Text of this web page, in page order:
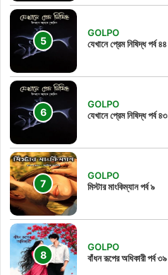
GOLPO
যেখানে প্রেম নিষিদ্ধ পর্ব ৪৪
GOLPO
যেখানে প্রেম নিষিদ্ধ পর্ব ৪৩
GOLPO
মিস্টার মাংকিম্যান পর্ব ৯
GOLPO
বাঁধন রূপের অধিকারী পর্ব ৩৯